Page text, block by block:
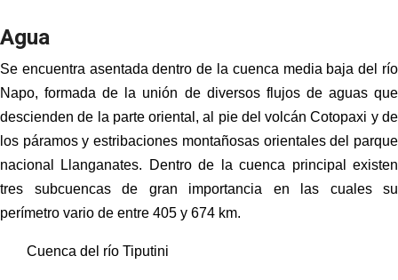
Agua
Se encuentra asentada dentro de la cuenca media baja del río
Napo, formada de la unión de diversos flujos de aguas que
descienden de la parte oriental, al pie del volcán Cotopaxi y de
los páramos y estribaciones montañosas orientales del parque
nacional Llanganates. Dentro de la cuenca principal existen
tres subcuencas de gran importancia en las cuales su
perímetro vario de entre 405 y 674 km.
Cuenca del río Tiputini